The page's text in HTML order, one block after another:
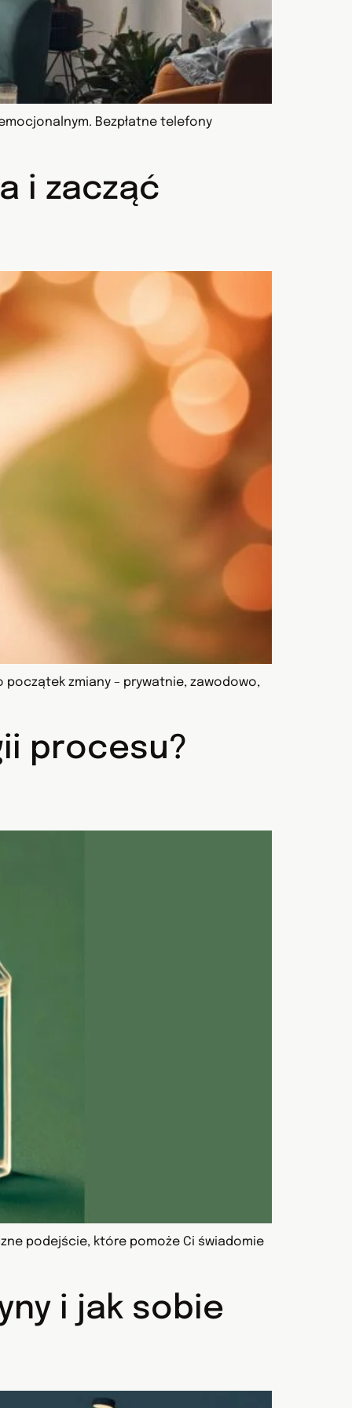
Bezpłatne telefony
i zacząć
początek zmiany – prywatnie, zawodowo,
procesu?
podejście, które pomoże Ci świadomie
i jak sobie